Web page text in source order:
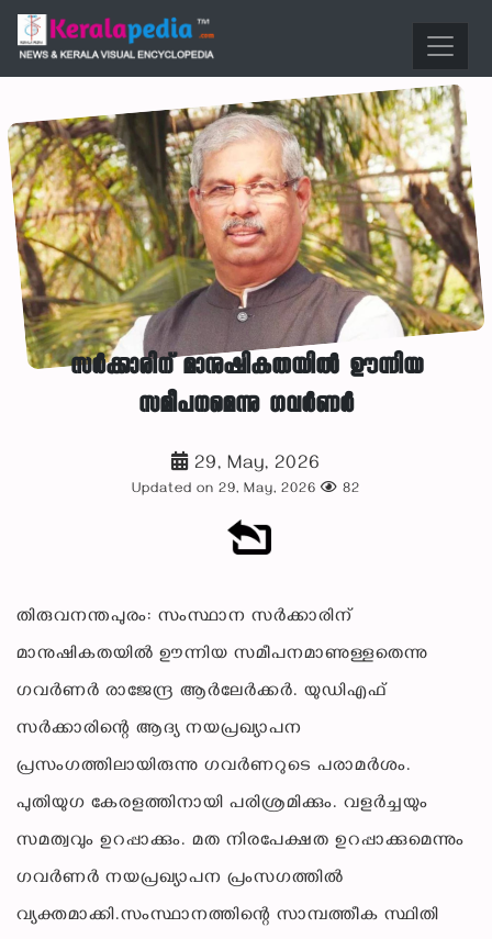
സര്‍ക്കാരിന് മാനുഷികതയില്‍ ഊന്നിയ
സമീപനമെന്നു ഗവര്‍ണര്‍
29, May, 2026
Updated on 29, May, 2026 82
തിരുവനന്തപുരം: സംസ്ഥാന സര്‍ക്കാരിന്
മാനുഷികതയില്‍ ഊന്നിയ സമീപനമാണുള്ളതെന്നു
ഗവര്‍ണര്‍ രാജേന്ദ്ര ആര്‍ലേര്‍ക്കര്‍. യുഡിഎഫ്
സര്‍ക്കാരിന്റെ ആദ്യ നയപ്രഖ്യാപന
പ്രസംഗത്തിലായിരുന്നു ഗവര്‍ണറുടെ പരാമര്‍ശം.
പുതിയുഗ കേരളത്തിനായി പരിശ്രമിക്കും. വളര്‍ച്ചയും
സമത്വവും ഉറപ്പാക്കും. മത നിരപേക്ഷത ഉറപ്പാക്കുമെന്നും
ഗവര്‍ണര്‍ നയപ്രഖ്യാപന പ്രംസഗത്തില്‍
വ്യക്തമാക്കി.സംസ്ഥാനത്തിന്റെ സാമ്പത്തീക സ്ഥിതി